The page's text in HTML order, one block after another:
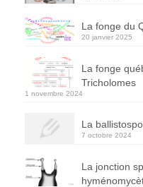
La fonge du
20 janvier 2025
La fonge
Tricholomes
1 novembre 2024
La
7 octobre 2024
La jonction